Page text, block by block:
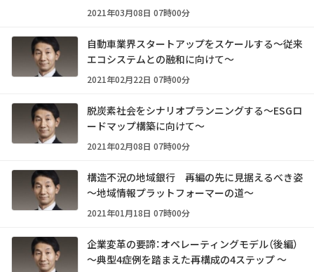
2021年03月08日 07時00分
自動車業界スタートアップをスケールする～従来
エコシステムとの融和に向けて～
2021年02月22日 07時00分
脱炭素社会をシナリオプランニングする～ESGロ
ードマップ構築に向けて～
2021年02月08日 07時00分
構造不況の地域銀行 再編の先に見据えるべき姿
～地域情報プラットフォーマーの道～
2021年01月18日 07時00分
企業変革の要諦：オペレーティングモデル（後編）
～典型4症例を踏まえた再構成の4ステップ ～